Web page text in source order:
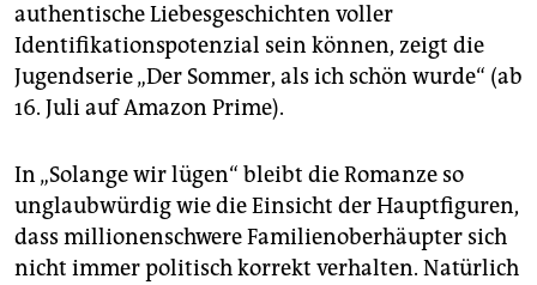
authentische Liebesgeschichten voller
Identifikationspotenzial sein können, zeigt die
Jugendserie „Der Sommer, als ich schön wurde“ (ab
16. Juli auf Amazon Prime).
In „Solange wir lügen“ bleibt die Romanze so
unglaubwürdig wie die Einsicht der Hauptfiguren,
dass millionenschwere Familienoberhäupter sich
nicht immer politisch korrekt verhalten. Natürlich